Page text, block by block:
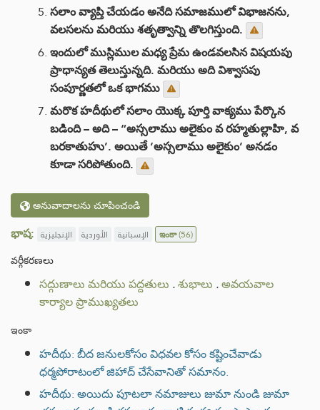
సలాం వ్యాప్తి చేయడం అనేది సమాజములో విభాజనను,
వలసలను మరియు శతృత్వాన్ని తొలగిస్తుంది.
ఇందులో ముస్లిముల మధ్య ప్రేమ ఉండవలసిన విషయపు
ప్రాధాన్యత తెలుస్తున్నది. మరియు అది విశ్వాసపు
సంపూర్ణతలో ఒక భాగము
మరొక హదీథులో సలాం యొక్క పూర్తి వాక్యము పేర్కొన
బడింది – అది – “అస్సలాము అలైకుం వ రహ్మతుల్లాహి, వ
బరకాతుహు’. అయితే ‘అస్సలాము అలైకుం’ అనడం
కూడా సరిపోతుంది.
అనువాదాలను చూపించండి
భాష: الإنجليزية الأوردية الإسبانية ఇంకా(56)
వర్గీకరణలు
సద్గుణాలు మరియు పద్దతులు .శుభాలు .అవయవాల
కార్యాల ప్రాముఖ్యతలు
ఇంకా
హదీథు: బీద జనులకోసం విధవల కోసం కష్టించేవాడు
ధర్మపోరాటంలో జిహాద్ చేసేవానితో సమానం.
హదీథు: అయిదు పూటలా నమాజులు జుమా నుండి జుమా